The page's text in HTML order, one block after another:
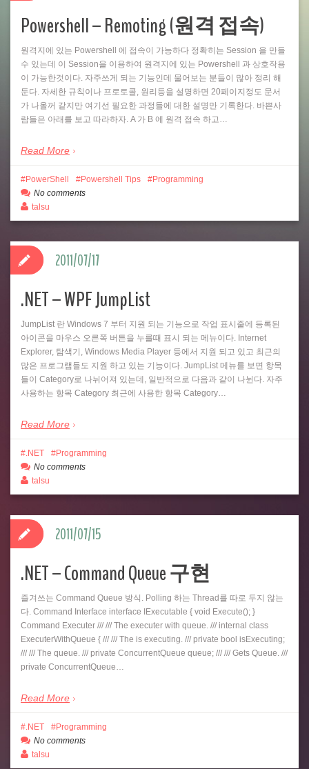
Powershell – Remoting (원격 접속)
원격지에 있는 Powershell 에 접속이 가능하다 정확히는 Session 을 만들
수 있는데 이 Session을 이용하여 원격지에 있는 Powershell 과 상호작용
이 가능한것이다. 자주쓰게 되는 기능인데 물어보는 분들이 많아 정리 해
둔다. 자세한 규칙이나 프로토콜, 원리등을 설명하면 20페이지정도 문서
가 나올꺼 같지만 여기선 필요한 과정들에 대한 설명만 기록한다. 바쁜사
람들은 아래를 보고 따라하자. A 가 B 에 원격 접속 하고…
Read More
PowerShell Powershell Tips
Programming
No comments
talsu
.NET – WPF JumpList
JumpList 란 Windows 7 부터 지원 되는 기능으로 작업 표시줄에 등록된
아이콘을 마우스 오른쪽 버튼을 누를때 표시 되는 메뉴이다. Internet
Explorer, 탐색기, Windows Media Player 등에서 지원 되고 있고 최근의
많은 프로그램들도 지원 하고 있는 기능이다. JumpList 메뉴를 보면 항목
들이 Category로 나뉘어져 있는데, 일반적으로 다음과 같이 나뉜다. 자주
사용하는 항목 Category 최근에 사용한 항목 Category…
Read More
2011/07/17
.NET
Programming
No comments
talsu
.NET – Command Queue 구현
즐겨쓰는 Command Queue 방식. Polling 하는 Thread를 따로 두지 않는
다. Command Interface interface IExecutable { void Execute(); }
Command Executer /// /// The executer with queue. /// internal class
ExecuterWithQueue { /// /// The is executing. /// private bool isExecuting;
/// /// The queue. /// private ConcurrentQueue queue; /// /// Gets Queue. ///
private ConcurrentQueue…
Read More
2011/07/15
.NET
Programming
No comments
talsu